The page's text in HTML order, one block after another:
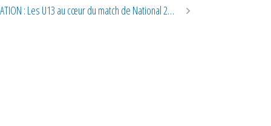
: Les U13 au cœur du match de National 2…